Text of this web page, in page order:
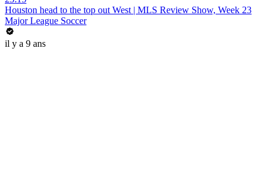
Houston head to the top out West | MLS Review Show, Week 23
Major League Soccer
il y a 9 ans